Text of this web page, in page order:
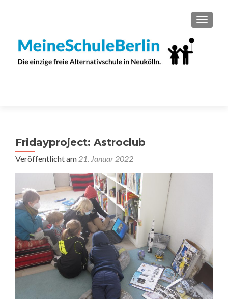
Fridayproject: Astroclub
Veröffentlicht am 21. Januar 2022